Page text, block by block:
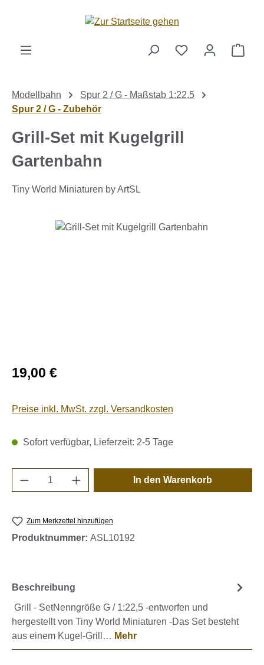
Zum Hauptinhalt springen
Modellbahn
Spur 2 / G - Maßstab 1:22,5
Spur 2 / G - Zubehör
Grill-Set mit Kugelgrill
Gartenbahn
Tiny World Miniaturen by ArtSL
Bildergalerie überspringen
Regulärer Preis:
19,00 €
Preise inkl. MwSt. zzgl. Versandkosten
Sofort verfügbar, Lieferzeit: 2-5 Tage
Produkt Anzahl: Gib den gewünschten
In den Warenkorb
Zum Merkzettel hinzufügen
Produktnummer: ASL10192
Beschreibung
Grill - SetNenngröße G / 1:22,5 -entworfen und
hergestellt von Tiny World Miniaturen -Das Set besteht
aus einem Kugel-Grill… Mehr